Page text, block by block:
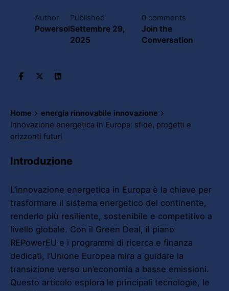
Author
Powersol
Published
Settembre 29,
2025
0 comments
Join the
Conversation
Home
energia rinnovabile innovazione
Innovazione energetica in Europa: sfide, progetti e
orizzonti futuri
Introduzione
L’innovazione energetica in Europa è la chiave per
trasformare il sistema energetico del continente,
renderlo più resiliente, sostenibile e competitivo a
livello globale. Con il Green Deal, il piano
REPowerEU e i programmi di ricerca e finanza
dedicati, l’Unione Europea mira a guidare la
transizione verso un’economia a basse emissioni.
Questo articolo esplora le principali tecnologie, le